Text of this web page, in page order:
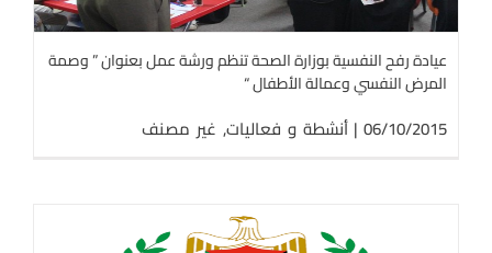
عيادة رفح النفسية بوزارة الصحة تنظم ورشة عمل بعنوان ” وصمة
المرض النفسي وعمالة الأطفال “
06/10/2015
| أنشطة و فعاليات, غير مصنف